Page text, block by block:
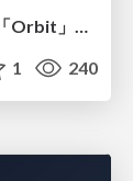
認知負荷をGemini で溶かす — GKE 基盤「Orbit」における AI エージェントの実践
1 240